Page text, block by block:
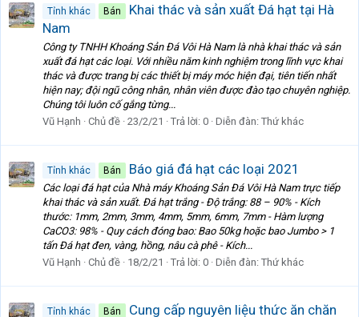
Tỉnh khác Bán
Khai thác và sản xuất Đá hạt tại Hà
Nam
Công ty TNHH Khoáng Sản Đá Vôi Hà Nam là nhà khai thác và sản
xuất đá hạt các loại. Với nhiều năm kinh nghiệm trong lĩnh vực khai
thác và được trang bị các thiết bị máy móc hiện đại, tiên tiến nhất
hiện nay; đội ngũ công nhân, nhân viên được đào tạo chuyên nghiệp.
Chúng tôi luôn cố gắng từng...
Vũ Hạnh
Chủ đề 23/2/21 Trả lời: 0 Diễn đàn: Thứ khác
Tỉnh khác Bán Báo giá đá hạt các loại 2021
Các loại đá hạt của Nhà máy Khoáng Sản Đá Vôi Hà Nam trực tiếp
khai thác và sản xuất. Đá hạt trắng - Độ trắng: 88 – 90% - Kích
thước: 1mm, 2mm, 3mm, 4mm, 5mm, 6mm, 7mm - Hàm lượng
CaCO3: 98% - Quy cách đóng bao: Bao 50kg hoặc bao Jumbo > 1
tấn Đá hạt đen, vàng, hồng, nâu cà phê - Kích...
Vũ Hạnh
Chủ đề 18/2/21 Trả lời: 0 Diễn đàn: Thứ khác
Tỉnh khác Bán Cung cấp nguyên liệu thức ăn chăn